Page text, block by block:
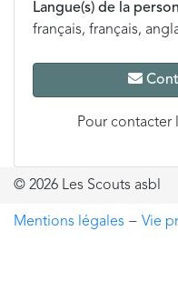
Langue(s) de la
français, français,
Pour contacter
© 2026 Les Scouts asbl
Mentions légales − Vie